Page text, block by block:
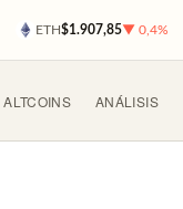
ETH$1.907,85▼ 0,4%
ALTCOINS ANÁLISIS